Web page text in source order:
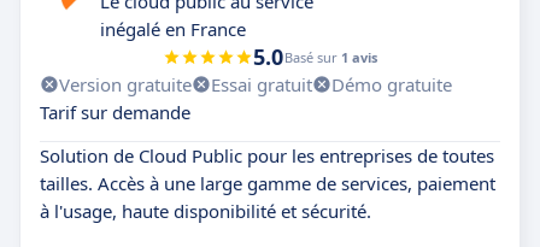
inégalé en France
5.0Basé sur 1 avis
Version gratuite Essai gratuit
Démo gratuite
Tarif sur demande
Solution de Cloud Public pour les entreprises de toutes
tailles. Accès à une large gamme de services, paiement
à l'usage, haute disponibilité et sécurité.